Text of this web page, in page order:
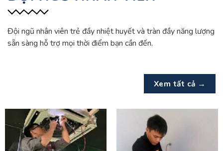
Đội ngũ nhân viên trẻ đầy nhiệt huyết và tràn đầy năng lượng
sẵn sàng hỗ trợ mọi thời điểm bạn cần đến.
Xem tất cả →